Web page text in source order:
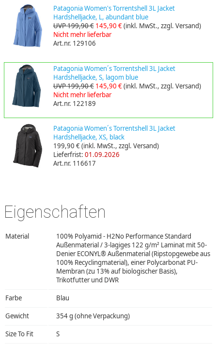
Patagonia Women's Torrentshell 3L Jacket
Hardshelljacke, L, abundant blue
UVP 199,90 € 145,90 €(inkl. MwSt., zzgl. Versand)
Nicht mehr lieferbar
Art.nr. 129106
Patagonia Women´s Torrentshell 3L Jacket
Hardshelljacke, S, lagom blue
UVP 199,90 € 145,90 €(inkl. MwSt., zzgl. Versand)
Nicht mehr lieferbar
Art.nr. 122189
Patagonia Women´s Torrentshell 3L Jacket
Hardshelljacke, XS, black
199,90 €(inkl. MwSt., zzgl. Versand)
Lieferfrist: 01.09.2026
Art.nr. 116617
Eigenschaften
Material
100% Polyamid - H2No Performance Standard
Außenmaterial / 3-lagiges 122 g/m² Laminat mit 50-
Denier ECONYL® Außenmaterial (Ripstopgewebe aus
100% Recyclingmaterial), einer Polycarbonat PU-
Membran (zu 13% auf biologischer Basis),
Trikotfutter und DWR
Farbe Blau
Gewicht 354 g (ohne Verpackung)
Size To Fit S